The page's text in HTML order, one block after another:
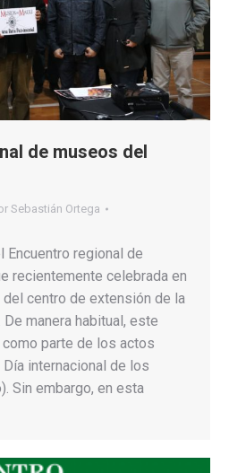
de museos del
Sebastián Ortega
Encuentro regional de
recientemente celebrada en
centro de extensión de la
manera habitual, este
parte de los actos
internacional de los
Sin embargo, en esta